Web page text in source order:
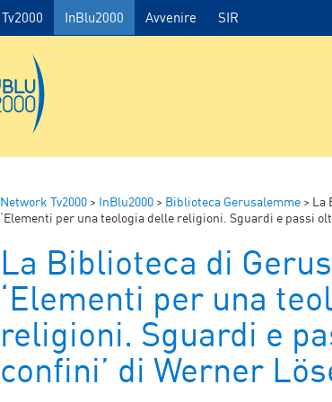
Tv2000 InBlu2000 Avvenire SIR
Network Tv2000 > InBlu2000 > Biblioteca Gerusalemme > La
‘Elementi per una teologia delle religioni. Sguardi e passi
La Biblioteca di
‘Elementi per una
religioni. Sguardi e
confini’ di Werner